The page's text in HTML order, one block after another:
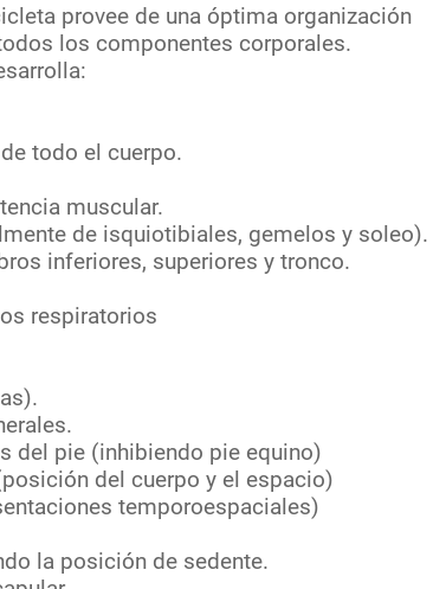
provee de una óptima organización
los componentes corporales.
todo el cuerpo.
muscular.
de isquiotibiales, gemelos y soleo).
inferiores, superiores y tronco.
respiratorios
pie (inhibiendo pie equino)
del cuerpo y el espacio)
temporoespaciales)
la posición de sedente.